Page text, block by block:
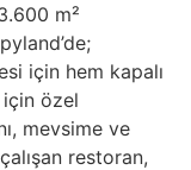
m²
için hem kapalı
için özel
mevsime ve
restoran,